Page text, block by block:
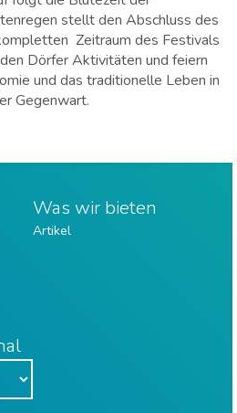
stellt den Abschluss des
Zeitraum des Festivals
Dörfer Aktivitäten und feiern
und das traditionelle Leben in
Gegenwart.
Was wir bieten
Artikel